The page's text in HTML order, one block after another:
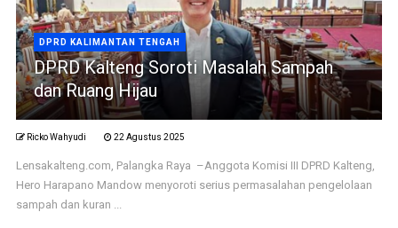
DPRD KALIMANTAN TENGAH
DPRD Kalteng Soroti Masalah Sampah
dan Ruang Hijau
Ricko Wahyudi 22 Agustus 2025
Lensakalteng.com, Palangka Raya –Anggota Komisi III DPRD Kalteng,
Hero Harapano Mandow menyoroti serius permasalahan pengelolaan
sampah dan kuran ...